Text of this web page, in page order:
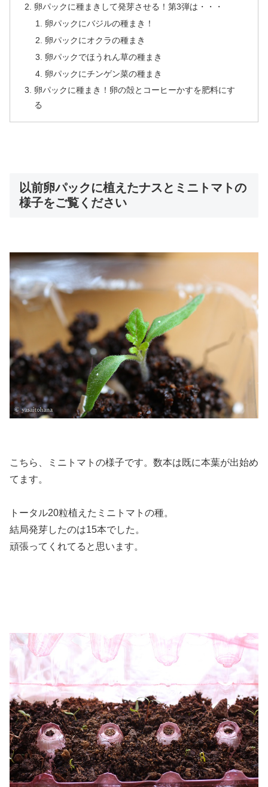
卵パックに種まきして発芽させる！第3弾は・・・
卵パックにバジルの種まき！
卵パックにオクラの種まき
卵パックでほうれん草の種まき
卵パックにチンゲン菜の種まき
卵パックに種まき！卵の殻とコーヒーかすを肥料にす
る
以前卵パックに植えたナスとミニトマトの
様子をご覧ください
こちら、ミニトマトの様子です。数本は既に本葉が出始め
てます。
トータル20粒植えたミニトマトの種。
結局発芽したのは15本でした。
頑張ってくれてると思います。